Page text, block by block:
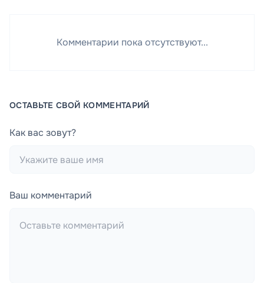
Комментарии пока отсутствуют...
ОСТАВЬТЕ СВОЙ КОММЕНТАРИЙ
Как вас зовут?
Ваш комментарий